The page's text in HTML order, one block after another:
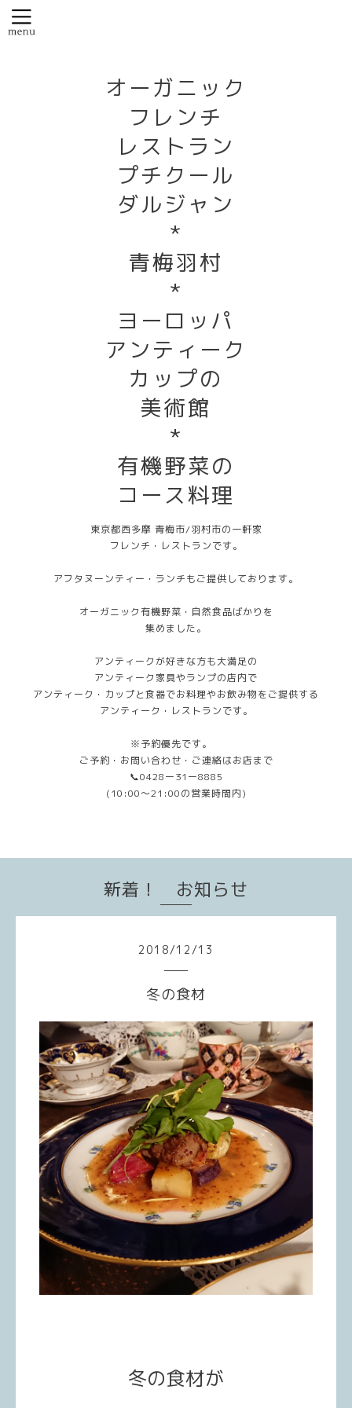
オーガニック
フレンチ
レストラン
プチクール
ダルジャン
*
青梅羽村
*
ヨーロッパ
アンティーク
カップの
美術館
*
有機野菜の
コース料理
東京都西多摩 青梅市/羽村市の一軒家
フレンチ・レストランです。
アフタヌーンティー・ランチもご提供しております。
オーガニック有機野菜・自然食品ばかりを
集めました。
アンティークが好きな方も大満足の
アンティーク家具やランプの店内で
アンティーク・カップと食器でお料理やお飲み物をご提供する
アンティーク・レストランです。
※予約優先です。
ご予約・お問い合わせ・ご連絡はお店まで
📞0428ー31ー8885
(10:00〜21:00の営業時間内)
新着！ お知らせ
2018/12 /13
冬の食材
冬の食材が